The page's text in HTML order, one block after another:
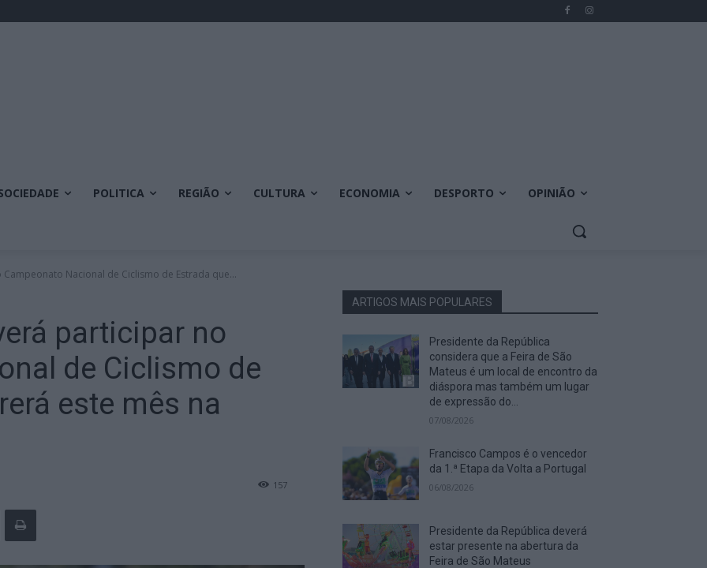
POLITICA REGIÃO CULTURA ECONOMIA DESPORTO OPINIÃO
Nacional de Ciclismo de Estrada que...
participar no
de Ciclismo de
este mês na
157
ARTIGOS MAIS POPULARES
Presidente da República
considera que a Feira de São
Mateus é um local de encontro da
diáspora mas também um lugar
de expressão do...
07/08/2026
Francisco Campos é o vencedor
da 1.ª Etapa da Volta a Portugal
06/08/2026
Presidente da República deverá
estar presente na abertura da
Feira de São Mateus